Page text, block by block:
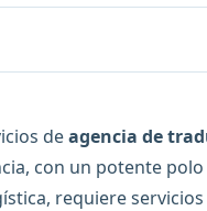
deagencia de
con un potente
requiere